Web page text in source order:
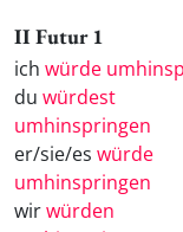
II Futur 1
ich würde
du würdest
umhinspringen
er/sie/es würde
umhinspringen
wirwürden